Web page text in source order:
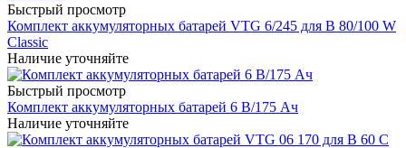
Быстрый просмотр
Комплект аккумуляторных батарей VTG 6/245 для B 80/100 W
Classic
Наличие уточняйте
Быстрый просмотр
Комплект аккумуляторных батарей 6 В/175 Ач
Наличие уточняйте